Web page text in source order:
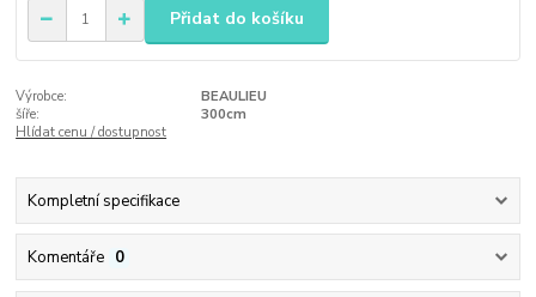
Přidat do košíku
Výrobce:
BEAULIEU
šíře:
300cm
Hlídat cenu / dostupnost
Kompletní specifikace
Komentáře 0